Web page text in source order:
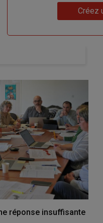
Créez
réponse insuffisante